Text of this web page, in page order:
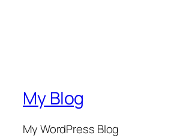
My Blog
My WordPress Blog